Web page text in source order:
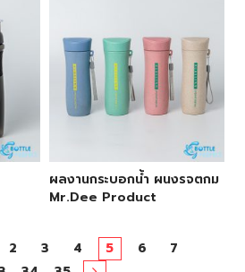
ผลงานกระบอกน้ำ ผนงรจตกม
Mr.dee Product
2 3 4 5 6
7